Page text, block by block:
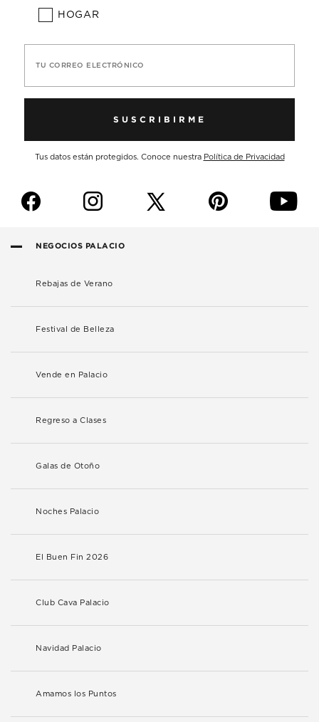
HOGAR
TU CORREO ELECTRÓNICO
SUSCRIBIRME
Tus datos están protegidos. Conoce nuestra Política de Privacidad
f i p y
NEGOCIOS PALACIO
Rebajas de Verano
Festival de Belleza
Vende en Palacio
Regreso a Clases
Galas de Otoño
Noches Palacio
El Buen Fin 2026
Club Cava Palacio
Navidad Palacio
Amamos los Puntos